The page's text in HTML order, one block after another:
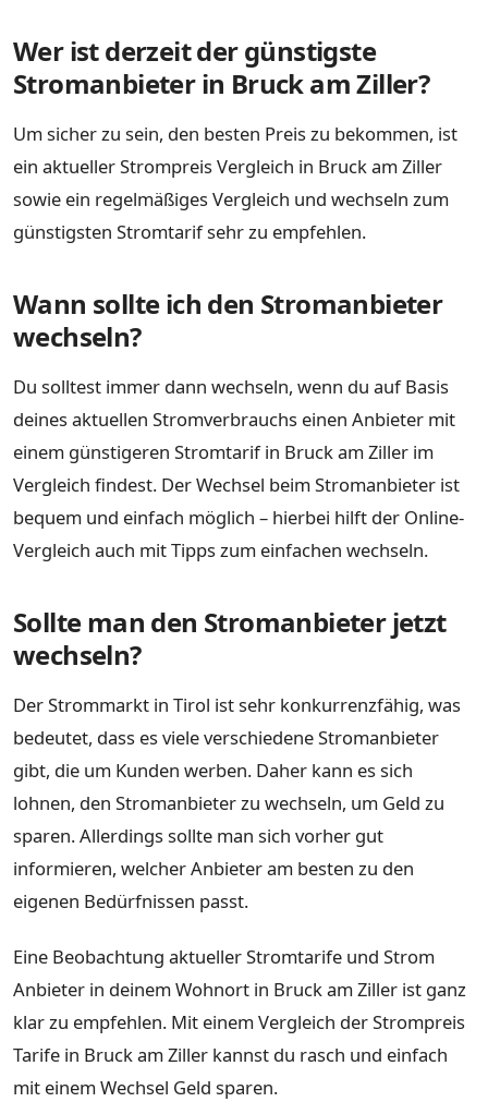
Wer ist derzeit der günstigste
Stromanbieter in Bruck am Ziller?
Um sicher zu sein, den besten Preis zu bekommen, ist
ein aktueller Strompreis Vergleich in Bruck am Ziller
sowie ein regelmäßiges Vergleich und wechseln zum
günstigsten Stromtarif sehr zu empfehlen.
Wann sollte ich den Stromanbieter
wechseln?
Du solltest immer dann wechseln, wenn du auf Basis
deines aktuellen Stromverbrauchs einen Anbieter mit
einem günstigeren Stromtarif in Bruck am Ziller im
Vergleich findest. Der Wechsel beim Stromanbieter ist
bequem und einfach möglich – hierbei hilft der Online-
Vergleich auch mit Tipps zum einfachen wechseln.
Sollte man den Stromanbieter jetzt
wechseln?
Der Strommarkt in Tirol ist sehr konkurrenzfähig, was
bedeutet, dass es viele verschiedene Stromanbieter
gibt, die um Kunden werben. Daher kann es sich
lohnen, den Stromanbieter zu wechseln, um Geld zu
sparen. Allerdings sollte man sich vorher gut
informieren, welcher Anbieter am besten zu den
eigenen Bedürfnissen passt.
Eine Beobachtung aktueller Stromtarife und Strom
Anbieter in deinem Wohnort in Bruck am Ziller ist ganz
klar zu empfehlen. Mit einem Vergleich der Strompreis
Tarife in Bruck am Ziller kannst du rasch und einfach
mit einem Wechsel Geld sparen.